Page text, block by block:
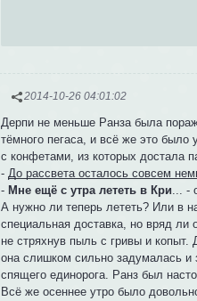
2014-10-26 04:01:02
Дерпи не меньше Ранза была
тёмного пегаса, и всё же это
с конфетами, из которых достала
- До рассвета осталось совсем
-Мне ещё с утра лететь в Кри ... -
А нужно ли теперь лететь? Или в
специальная доставка, но вряд ли
не стряхнув пыль с гривы и
она слишком сильно задумалась и
спящего единорога. Ранз был
Всё же осеннее утро было